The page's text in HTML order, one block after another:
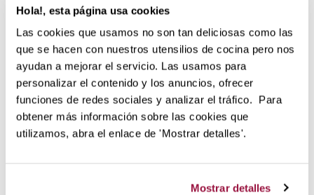
Hola!, esta página usa cookies
Las cookies que usamos no son tan deliciosas como las
que se hacen con nuestros utensilios de cocina pero nos
ayudan a mejorar el servicio. Las usamos para
personalizar el contenido y los anuncios, ofrecer
funciones de redes sociales y analizar el tráfico. Para
obtener más información sobre las cookies que
utilizamos, abra el enlace de 'Mostrar detalles'.
Mostrar detalles
En esta nueva colección U'Select, podrás definir el tipo de
grano de molienda que desees en cada momento. Tiene 6
ajustes predeterminados desde el extra fino al extra grueso
pero este sistema da la facilidad de podernos colocar
libremente entre cualquiera de ellos logrando una molienda
exacta a nuestro gusto.